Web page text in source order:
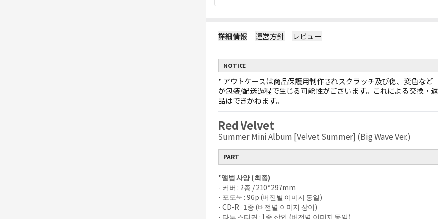
詳細情報 運営方針 レビュー
NOTICE
* アウトケースは商品保護用制作されスクラッチ及び傷、変色など
が包装/配送過程で生じる可能性がございます。これによる交換・返
品はできかねます。
Red Velvet
Summer Mini Album [Velvet Summer] (Big Wave Ver.)
PART
*앨범 사양(최종)
- 커버 : 2종 / 210*297mm
- 포토북 : 96p (버전별 이미지 동일)
- CD-R : 1종 (버전별 이미지 상이)
- 타투 스티커 : 1 종 삽입 (버전별 이미지 동일)